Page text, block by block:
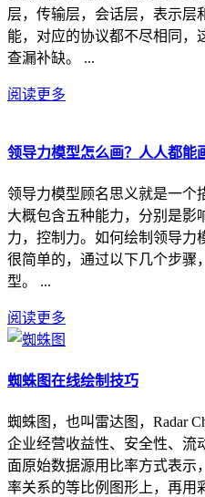
层，传输层，会话层，表示层
能，对应的协议都不尽相同，
查漏补缺。 ...
阅读更多
领导力模型怎么画？人人都能
领导力模型顾名思义就是一个
大概包含五种能力，分别是影
力，控制力。如何绘制领导力
很简单的，通过以下几个步骤
型。 ...
阅读更多
蜘蛛图在线绘制技巧
蜘蛛图，也叫雷达图，Radar
企业经营收益性、安全性、流
面原始数据源用比率方式表示
率关系的等比例图形上，再用